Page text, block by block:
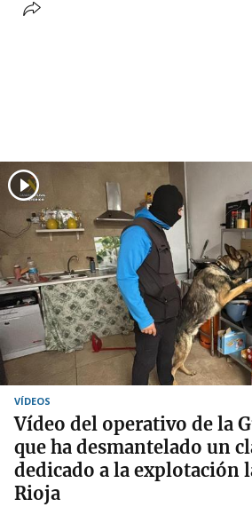
VÍDEOS
Vídeo del operativo de la
que ha desmantelado un
dedicado a la explotación
Rioja